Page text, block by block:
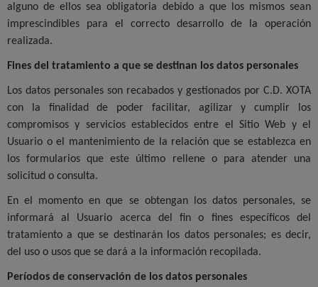
alguno de ellos sea obligatoria debido a que los mismos sean
imprescindibles para el correcto desarrollo de la operación
realizada.
Fines del tratamiento a que se destinan los datos personales
Los datos personales son recabados y gestionados por C.D. XOTA
con la finalidad de poder facilitar, agilizar y cumplir los
compromisos y servicios establecidos entre el Sitio Web y el
Usuario o el mantenimiento de la relación que se establezca en
los formularios que este último rellene o para atender una
solicitud o consulta.
En el momento en que se obtengan los datos personales, se
informará al Usuario acerca del fin o fines específicos del
tratamiento a que se destinarán los datos personales; es decir,
del uso o usos que se dará a la información recopilada.
Períodos de conservación de los datos personales